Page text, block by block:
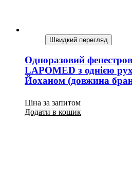
Швидкий перегляд
Одноразовий
LAPOMED з однією
Йоханом (довжина
Ціна за запитом
Додати в кошик